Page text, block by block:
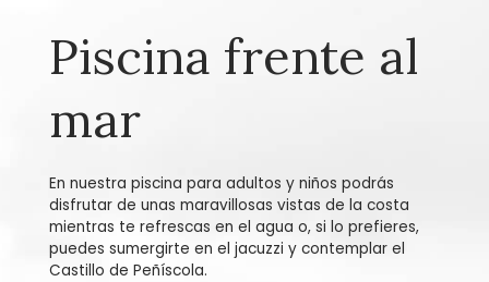
Piscina frente al
mar
En nuestra piscina para adultos y niños podrás
disfrutar de unas maravillosas vistas de la costa
mientras te refrescas en el agua o, si lo prefieres,
puedes sumergirte en el jacuzzi y contemplar el
Castillo de Peñíscola.